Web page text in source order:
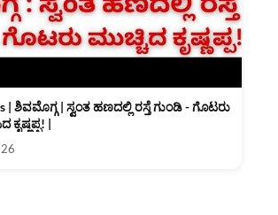
| ಶಿವಮೊಗ್ಗ | ಸ್ವಂತ ಹಣದಲ್ಲಿ ರಸ್ತೆ ಗುಂಡಿ - ಗೊಟರು
|